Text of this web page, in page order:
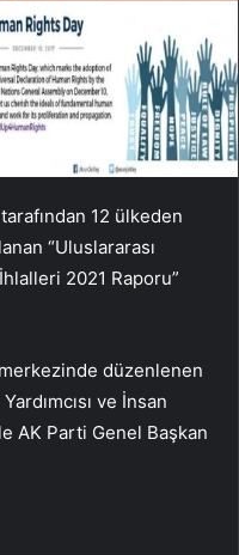
12 ülkeden
“Uluslararası
2021 Raporu”
düzenlenen
ve İnsan
AK Parti Genel Başkan